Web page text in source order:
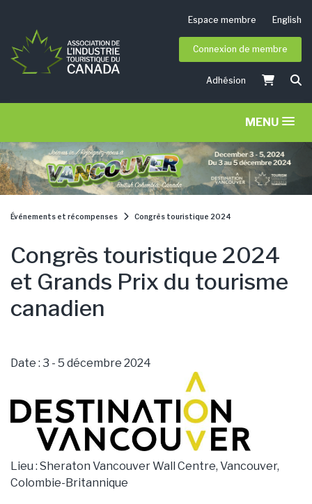
Espace membre English
Connexion de membre
Adhésion
MENU
Événements et récompenses Congrès touristique 2024
Congrès touristique 2024
et Grands Prix du tourisme
canadien
Date : 3 - 5 décembre 2024
Lieu : Sheraton Vancouver Wall Centre, Vancouver,
Colombie-Britannique